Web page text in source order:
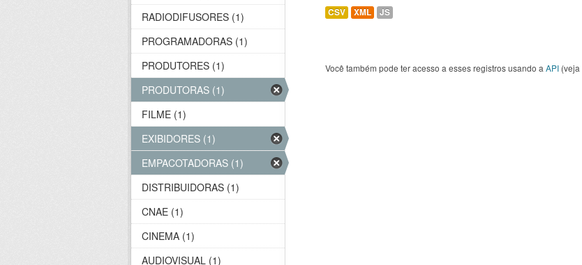
CSV XML JS
Você também pode ter acesso a esses registros usando a API (veja
RADIODIFUSORES (1)
PROGRAMADORAS (1)
PRODUTORES (1)
PRODUTORAS (1)
FILME (1)
EXIBIDORES (1)
EMPACOTADORAS (1)
DISTRIBUIDORAS (1)
CNAE (1)
CINEMA (1)
AUDIOVISUAL (1)